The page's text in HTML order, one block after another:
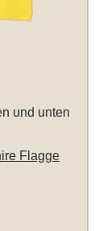
und unten
Flagge